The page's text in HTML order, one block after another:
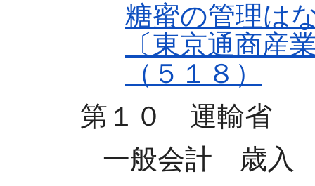
糖蜜の管理は
〔東京通商
（５１８）
第１０ 運輸省
一般会計 歳入